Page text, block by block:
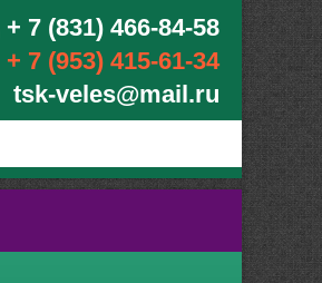
+ 7 (831) 466-84-58
+ 7 (953) 415-61-34
tsk-veles@mail.ru